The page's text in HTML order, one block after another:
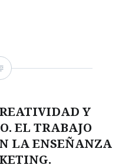
Y
EL TRABAJO
LA ENSEÑANZA